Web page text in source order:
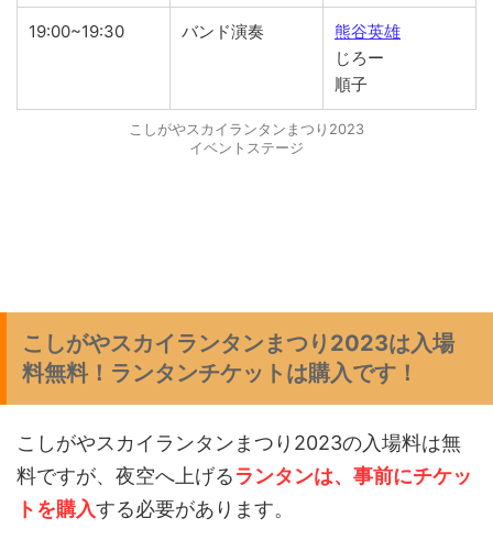
19:00~19:30 バンド演奏
熊谷英雄
じろー
順子
こしがやスカイランタンまつり2023
イベントステージ
こしがやスカイランタンまつり2023は入場
料無料！ランタンチケットは購入です！
こしがやスカイランタンまつり2023の入場料は無
料ですが、夜空へ上げるランタンは、事前にチケッ
トを購入する必要があります。